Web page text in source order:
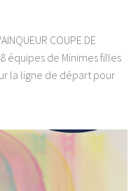
COUPE DE
: 8 équipes de Minimes filles
la ligne de départ pour